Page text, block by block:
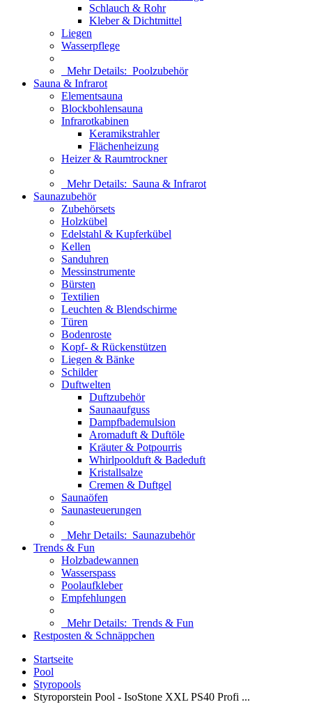
Schlauch & Rohr
Kleber & Dichtmittel
Liegen
Wasserpflege
Mehr Details: Poolzubehör
Sauna & Infrarot
Elementsauna
Blockbohlensauna
Infrarotkabinen
Keramikstrahler
Flächenheizung
Heizer & Raumtrockner
Mehr Details: Sauna & Infrarot
Saunazubehör
Zubehörsets
Holzkübel
Edelstahl & Kupferkübel
Kellen
Sanduhren
Messinstrumente
Bürsten
Textilien
Leuchten & Blendschirme
Türen
Bodenroste
Kopf- & Rückenstützen
Liegen & Bänke
Schilder
Duftwelten
Duftzubehör
Saunaaufguss
Dampfbademulsion
Aromaduft & Duftöle
Kräuter & Potpourris
Whirlpoolduft & Badeduft
Kristallsalze
Cremen & Duftgel
Saunaöfen
Saunasteuerungen
Mehr Details: Saunazubehör
Trends & Fun
Holzbadewannen
Wasserspass
Poolaufkleber
Empfehlungen
Mehr Details: Trends & Fun
Restposten & Schnäppchen
Startseite
Pool
Styropools
Styroporstein Pool - IsoStone XXL PS40 Profi ...